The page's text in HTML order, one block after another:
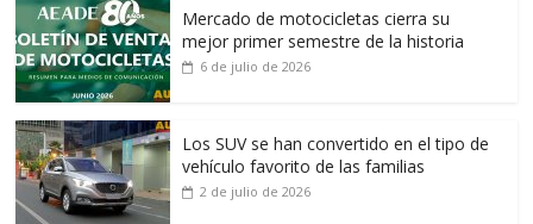
Mercado de motocicletas cierra su
mejor primer semestre de la historia
6 de julio de 2026
Los SUV se han convertido en el tipo de
vehículo favorito de las familias
2 de julio de 2026